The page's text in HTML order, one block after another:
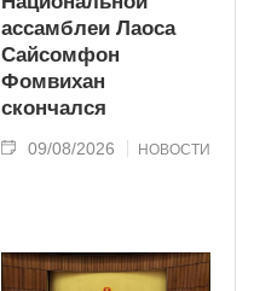
ассамблеи Лаоса
Сайсомфон
Фомвихан
скончался
09/08/2026 НОВОСТИ